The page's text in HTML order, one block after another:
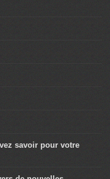
savoir pour votre